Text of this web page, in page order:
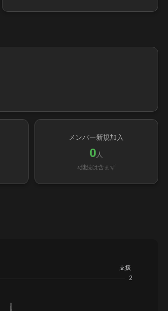
メンバー新規加入
0人
※継続は含まず